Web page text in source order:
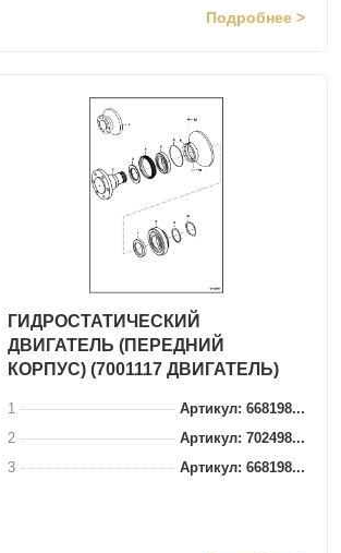
Подробнее >
ГИДРОСТАТИЧЕСКИЙ
ДВИГАТЕЛЬ (ПЕРЕДНИЙ
КОРПУС) (7001117 ДВИГАТЕЛЬ)
1
Артикул: 668198...
2
Артикул: 702498...
3
Артикул: 668198...